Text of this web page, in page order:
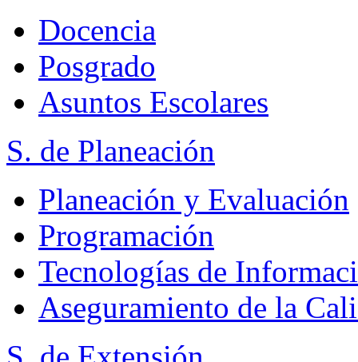
Docencia
Posgrado
Asuntos Escolares
S. de Planeación
Planeación y Evaluación
Programación
Tecnologías de
Aseguramiento de la